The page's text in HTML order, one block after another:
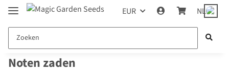
EUR NL
Noten zaden